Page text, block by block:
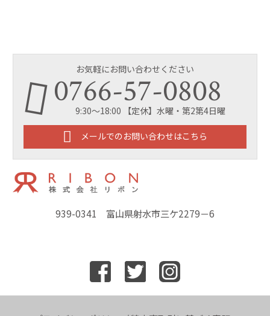
939-0341 富山県射水市三ケ2279－6
お気軽にお問い合わせください
0766-57-0808
9:30～18:00 【定休】水曜・第2第4日曜
メールでのお問い合わせはこちら